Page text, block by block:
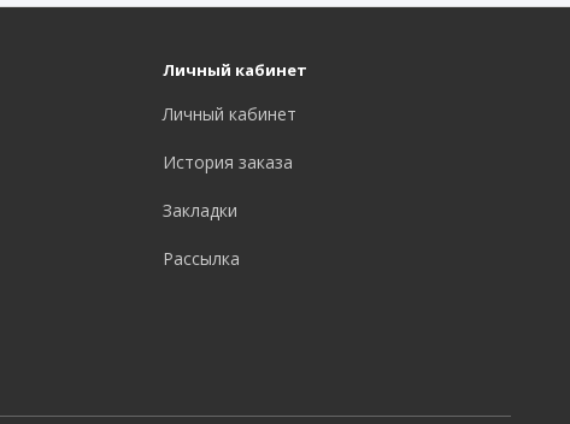
Личный кабинет
Личный кабинет
История заказа
Закладки
Рассылка